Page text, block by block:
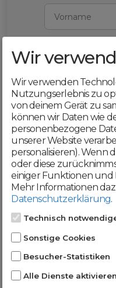
Vorname
E-Mail
Mit deiner
dass du die
Werde
Nutze unsere
Wir
Wir verwenden
Nutzungserlebnis zu
von deinem Gerät zu
können wir Daten wie
personenbezogene
unserer Website
personalisieren). Wenn
oder diese
einiger Funktionen und
Mehr Informationen
Datenschutzerklärung.
Technisch
Sonstige Cookies
Besucher-Statistiken
Alle Dienste